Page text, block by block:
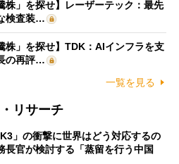
株」を探せ】レーザーテック：最先
検査装…
株」を探せ】TDK：AIインフラを支
の再評…
一覧を見る
リサーチ
」の衝撃に世界はどう対応するの
官が検討する「蒸留を行う中国